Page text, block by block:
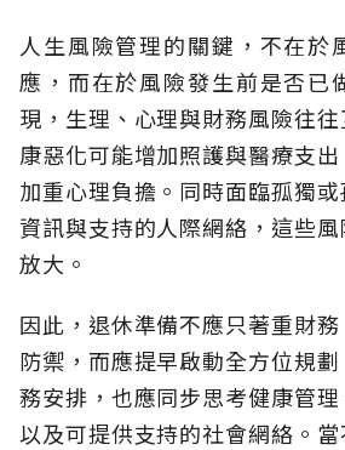
人生風險管理的關鍵，不在於
應，而在於風險發生前是否已
現，生理、心理與財務風險往
康惡化可能增加照護與醫療支
加重心理負擔。同時面臨孤獨
資訊與支持的人際網絡，這些
放大。
因此，退休準備不應只著重財
防禦，而應提早啟動全方位規
務安排，也應同步思考健康管理
以及可提供支持的社會網絡。